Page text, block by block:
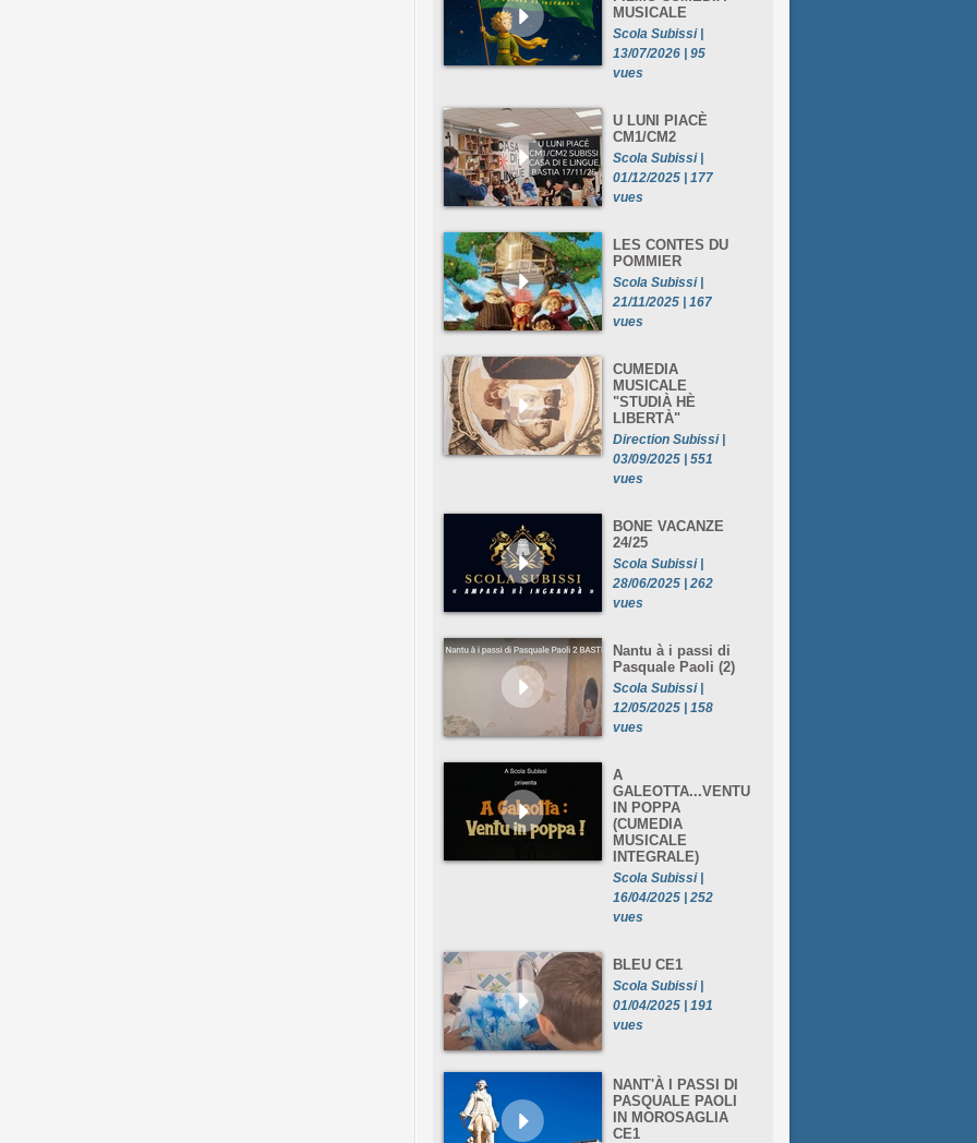
MUSICALE
Scola Subissi |
13/07/2026 | 95
vues
U LUNI PIACÈ
CM1/CM2
Scola Subissi |
01/12/2025 | 177
vues
LES CONTES DU
POMMIER
Scola Subissi |
21/11/2025 | 167
vues
CUMEDIA
MUSICALE
"STUDIÀ HÈ
LIBERTÀ"
Direction Subissi |
03/09/2025 | 551
vues
BONE VACANZE
24/25
Scola Subissi |
28/06/2025 | 262
vues
Nantu à i passi di
Pasquale Paoli (2)
Scola Subissi |
12/05/2025 | 158
vues
A
GALEOTTA...VENTU
IN POPPA
(CUMEDIA
MUSICALE
INTEGRALE)
Scola Subissi |
16/04/2025 | 252
vues
BLEU CE1
Scola Subissi |
01/04/2025 | 191
vues
NANT'À I PASSI DI
PASQUALE PAOLI
IN MOROSAGLIA
CE1